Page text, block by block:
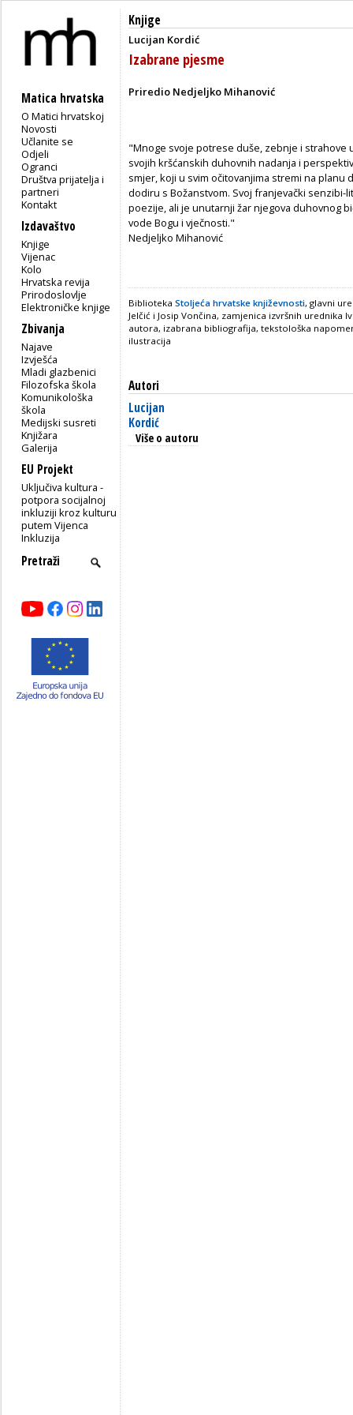
Matica hrvatska
O Matici hrvatskoj
Novosti
Učlanite se
Odjeli
Ogranci
Društva prijatelja i
partneri
Kontakt
Izdavaštvo
Knjige
Vijenac
Kolo
Hrvatska revija
Prirodoslovlje
Elektroničke knjige
Zbivanja
Najave
Izvješća
Mladi glazbenici
Filozofska škola
Komunikološka
škola
Medijski susreti
Knjižara
Galerija
EU Projekt
Uključiva kultura -
potpora socijalnoj
inkluziji kroz kulturu
putem Vijenca
Inkluzija
Knjige
Lucijan Kordić
Izabrane pjesme
Priredio Nedjeljko Mihanović
"Mnoge svoje potrese duše, zebnje i strahove
svojih kršćanskih duhovnih nadanja i
smjer, koji u svim očitovanjima stremi na
dodiru s Božanstvom. Svoj franjevački
poezije, ali je unutarnji žar njegova duhovnog
vode Bogu i vječnosti."
Nedjeljko Mihanović
Biblioteka Stoljeća hrvatske književnosti, glavni
Jelčić i Josip Vončina, zamjenica izvršnih urednika
autora, izabrana bibliografija, tekstološka
ilustracija
Autori
Lucijan
Kordić
Više o autoru